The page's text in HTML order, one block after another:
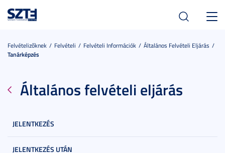
Felvételizőknek Felvételi Felvételi Információk
Általános Felvételi Eljárás
Tanárképzés
Általános felvételi eljárás
JELENTKEZÉS
JELENTKEZÉS UTÁN